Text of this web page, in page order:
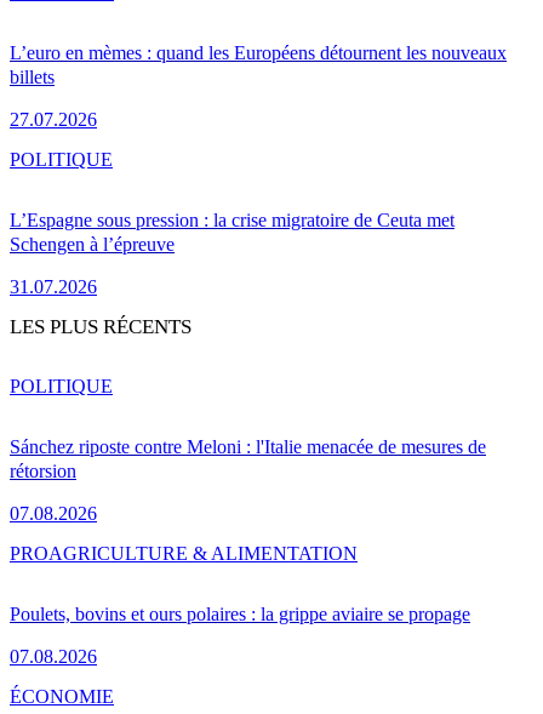
L’euro en mèmes : quand les Européens détournent les nouveaux
billets
27.07.2026
L’Espagne sous pression : la crise migratoire de Ceuta met
Schengen à l’épreuve
31.07.2026
POLITIQUE
LES PLUS RÉCENTS
Sánchez riposte contre Meloni : l'Italie menacée de mesures de
rétorsion
07.08.2026
POLITIQUE
Poulets, bovins et ours polaires : la grippe aviaire se propage
07.08.2026
PROAGRICULTURE & ALIMENTATION
ÉCONOMIE